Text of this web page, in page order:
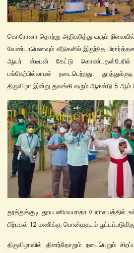
கொரோனா தொற்று அதிகரித்து வரும்
வேண்டாமெனவும் வீடுகளில் இருந்தே
ஆயர் ஸ்டீபன் கேட்டு கொண்டதன்பேரில்
பங்கேற்பில்லாமல் நடைபெற்றது.
திருவிழா இன்று துவங்கி வரும் ஆகஸ்டு 5 ஆம்
தூத்துக்குடி தூயபனிமயமாதா பேராலயத்தில்
பிற்பகல் 12 மணிக்கு பொன்மகுடம்
திருவிழாவில் தினந்தோறும் நடைபெறும்